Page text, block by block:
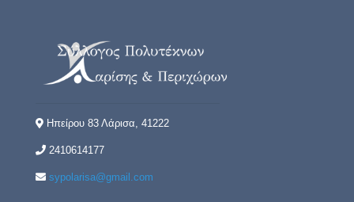
Ηπείρου 83 Λάρισα, 41222
2410614177
sypolarisa@gmail.com